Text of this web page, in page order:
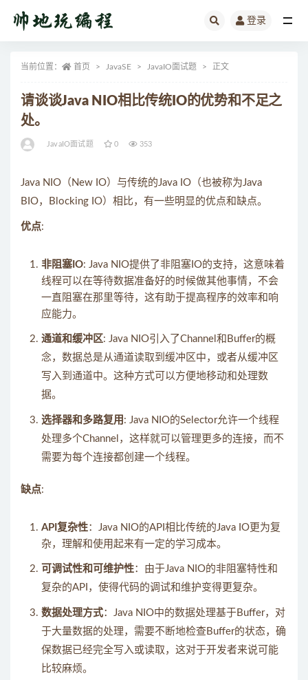
登录
当前位置： 首页 JavaSE JavaIO面试题 正文
请谈谈Java NIO相比传统IO的优势和不足之
处。
JavaIO面试题 0 353
Java NIO（New IO）与传统的Java IO（也被称为Java
BIO，Blocking IO）相比，有一些明显的优点和缺点。
优点:
非阻塞IO: Java NIO提供了非阻塞IO的支持，这意味着
线程可以在等待数据准备好的时候做其他事情，不会
一直阻塞在那里等待，这有助于提高程序的效率和响
应能力。
通道和缓冲区: Java NIO引入了Channel和Buffer的概
念，数据总是从通道读取到缓冲区中，或者从缓冲区
写入到通道中。这种方式可以方便地移动和处理数
据。
选择器和多路复用 : Java NIO的Selector允许一个线程
处理多个Channel，这样就可以管理更多的连接，而不
需要为每个连接都创建一个线程。
缺点:
API复杂性：Java NIO的API相比传统的Java IO更为复
杂，理解和使用起来有一定的学习成本。
可调试性和可维护性：由于Java NIO的非阻塞特性和
复杂的API，使得代码的调试和维护变得更复杂。
数据处理方式：Java NIO中的数据处理基于Buffer，对
于大量数据的处理，需要不断地检查Buffer的状态，确
保数据已经完全写入或读取，这对于开发者来说可能
比较麻烦。